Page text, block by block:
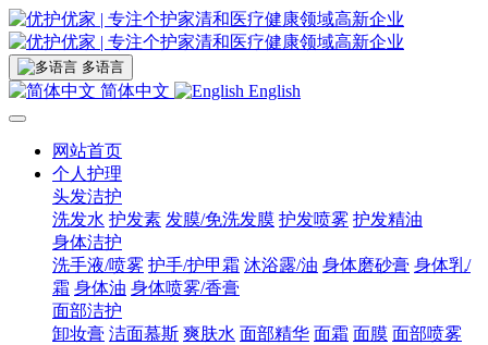
多语言
简体中文 English
网站首页
个人护理
头发洁护
洗发水 护发素 发膜/免洗发膜 护发喷雾 护发精油
身体洁护
洗手液/喷雾 护手/护甲霜 沐浴露/油 身体磨砂膏 身体乳/
霜 身体油 身体喷雾/香膏
面部洁护
卸妆膏 洁面慕斯 爽肤水 面部精华 面霜 面膜 面部喷雾